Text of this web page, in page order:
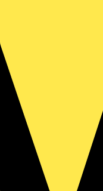
News